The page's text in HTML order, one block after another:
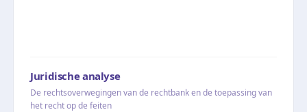
Juridische analyse
De rechtsoverwegingen van de rechtbank en de toepassing van
het recht op de feiten